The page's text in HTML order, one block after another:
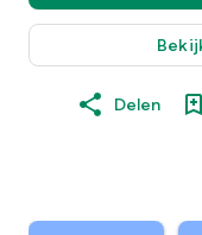
Delen